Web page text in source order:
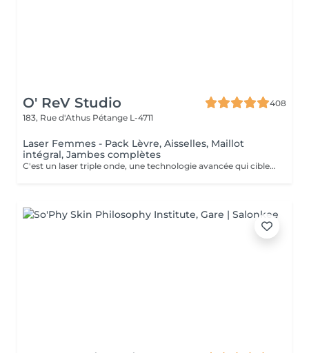
O' ReV Studio
408
183, Rue d'Athus Pétange L-4711
Laser Femmes - Pack Lèvre, Aisselles, Maillot
intégral, Jambes complètes
C'est un laser triple onde, une technologie avancée qui cible efficacement tous les types de poils et de peaux. Grâce à ses trois longueurs d'onde (Alexandrite, Diode et Nd:YAG), il agit en profondeur pour une épilation définitive optimale, tout en assurant un traitement confortable et sécurisé. Ce pack complet inclut l'épilation définitive des lèvres supérieures, aisselles, maillot integral devant et derrière et jambes complètes, pour une peau lisse et sans poils sur le long terme. Contre indications: Grossesse et allaitement Exposition au soleil & solarium 2 jours avant et après Présence de plaies, infections cutanées ou herpès actif Prise de médicaments photo-sensibilisants (Roaccutane, antibiotiques, anti-inflammatoires etc,...) Maladies de peau (eczéma, psoriasis, vitiligo, etc.) Diabète non contrôlé Épilepsie (à cause de la lumière du laser) Implants métalliques ou pacemaker Varices importantes sur la zone traitée